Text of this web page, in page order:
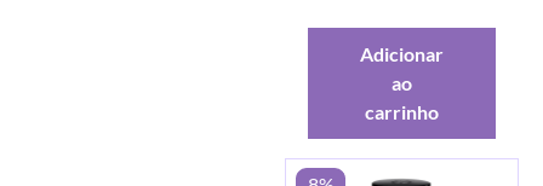
Adicionar
ao
carrinho